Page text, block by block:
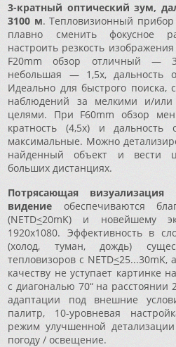
3-кратный оптический зум,
3100 м. Тепловизионный прибор
плавно сменить фокусное
настроить резкость
F20mm обзор отличный —
небольшая — 1,5x,
Идеально для быстрого поиска,
наблюдений за мелкими и/или
целями. При F60mm обзор
кратность (4,5x) и
максимальные. Можно
найденный объект и вести
больших дистанциях.
Потрясающая
видение обеспечиваются
(NETD<20mK) и новейшему
1920x1080. Эффективность в
(холод, туман, дождь)
тепловизоров с NETD<25...30mK,
качеству не уступает картинке
с диагональю 70“ на расстоянии
адаптации под внешние
палитр, 10-уровневая
режим улучшенной
погоду / освещение.